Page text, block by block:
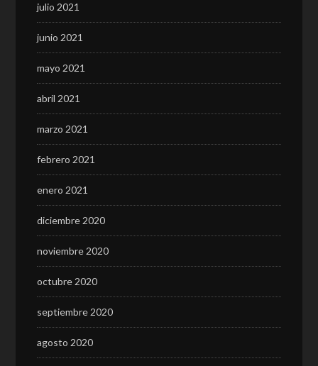
julio 2021
junio 2021
mayo 2021
abril 2021
marzo 2021
febrero 2021
enero 2021
diciembre 2020
noviembre 2020
octubre 2020
septiembre 2020
agosto 2020